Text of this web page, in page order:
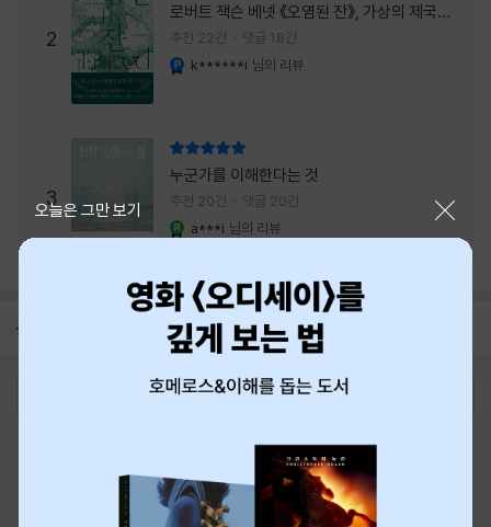
2
로버트 잭슨 베넷 《오염된 잔》, 가상의 제국이
주는 실감과 미스터리 사건의 치밀함이 이루어
내는 최상의 시너지...
추천 22건 댓글 18건
k******i 님의 리뷰
3
누군가를 이해한다는 것
추천 20건 댓글 20건
a***i 님의 리뷰
공지 8월 신용카드 무이자할부 안내
오늘은 그만 보기
최근 본 상품
티켓 1544-6399
중고샵 1566-4295
eBook 1:1문의/채팅상담
예스이십사(주) 사업자 정보